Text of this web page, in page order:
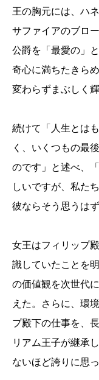
王の胸元には、ハ
サファイアのブロ
公爵を「最愛の」
奇心に満ちたきら
変わらずまぶしく
続けて「人生とは
く、いくつもの最
のです」と述べ、
しいですが、私た
彼ならそう思うは
女王はフィリップ
識していたことを
の価値観を次世代
えた。さらに、環
プ殿下の仕事を、
リアム王子が継承
ないほど誇りに思